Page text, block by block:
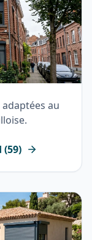
au
(59)